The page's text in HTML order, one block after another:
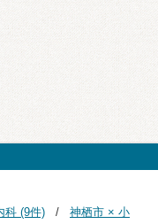
科 (9件)
神栖市 × 小